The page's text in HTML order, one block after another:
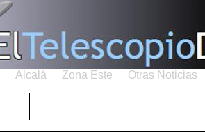
Alcalá Zona Este Otras Noticias